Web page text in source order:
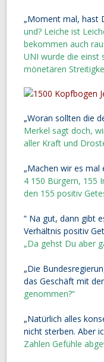
„Moment mal, hast
und? Leiche ist
bekommen auch
UNI wurde die einst
mönetären
„Woran sollten die
Merkel sagt doch,
aller Kraft und
„Machen wir es mal
4 150 Bürgern, 155
den 155 positiv
“ Na gut, dann gibt
Verhältnis positiv
„Da gehst Du aber
„Die
das Geschäft mit
genommen?“
„Natürlich alles
nicht sterben. Aber
Zahlen Gefühle